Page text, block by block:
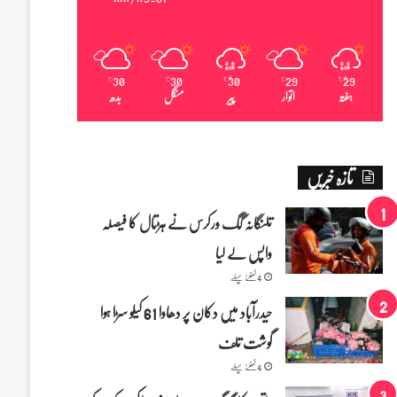
29
℃
ہفتہ
29
℃
اتوار
30
℃
پیر
30
℃
منگل
30
℃
بدھ
تازہ خبریں
تلنگانہ گگ ورکرس نے ہڑتال کا فیصلہ
واپس لے لیا
4 گھنٹے پہلے
حیدرآباد میں دکان پر دھاوا 61 کیلو سڑا ہوا
گوشت تلف
4 گھنٹے پہلے